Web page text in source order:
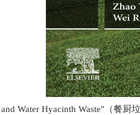
and Water Hyacinth Waste"（